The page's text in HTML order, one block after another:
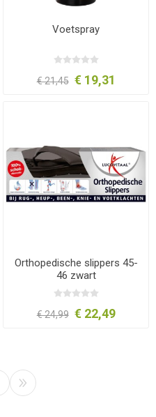
Voetspray
€ 21,45 € 19,31
Orthopedische slippers 45-
46 zwart
€ 24,99 € 22,49